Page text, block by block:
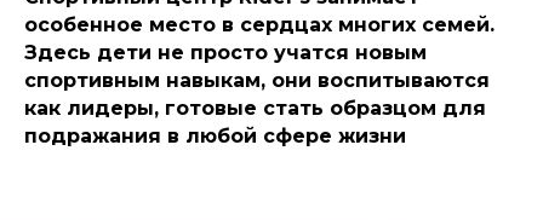
особенное место в сердцах многих семей.
Здесь дети не просто учатся новым
спортивным навыкам, они воспитываются
как лидеры, готовые стать образцом для
подражания в любой сфере жизни